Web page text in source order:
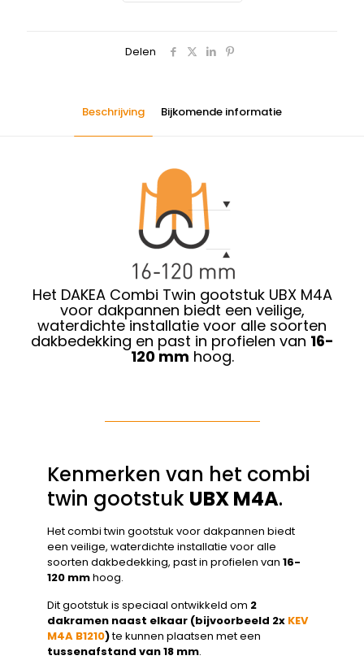
Delen
Beschrijving Bijkomende informatie
Het DAKEA Combi Twin gootstuk UBX M4A
voor dakpannen biedt een veilige,
waterdichte installatie voor alle soorten
dakbedekking en past in profielen van 16-
120 mm hoog.
Kenmerken van het combi
twin gootstuk UBX M4A.
Het combi twin gootstuk voor dakpannen biedt
een veilige, waterdichte installatie voor alle
soorten dakbedekking, past in profielen van 16-
120 mmhoog.
Dit gootstuk is speciaal ontwikkeld om 2
dakramen naast elkaar (bijvoorbeeld 2x KEV
M4A B1210)te kunnen plaatsen met een
tussenafstand van 18 mm.